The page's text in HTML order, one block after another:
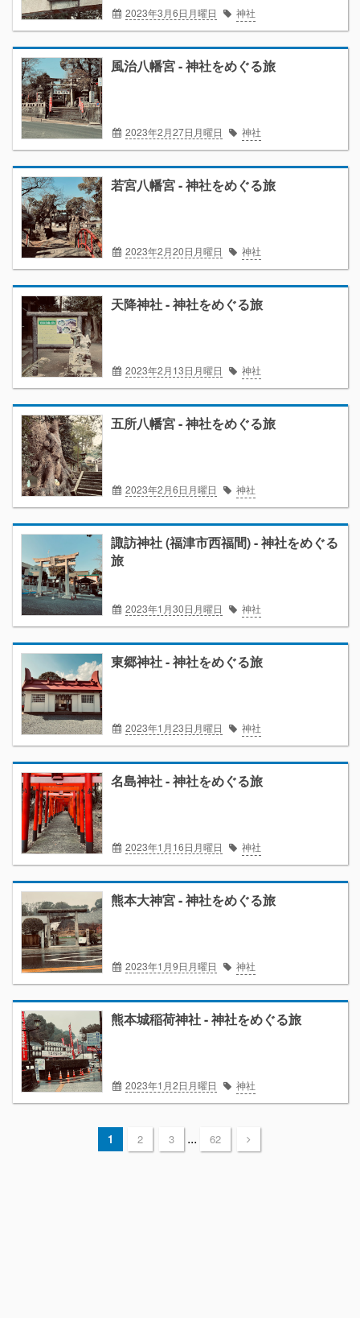
2023年3月6日月曜日 神社
風治八幡宮 - 神社をめぐる旅
2023年2月27日月曜日 神社
若宮八幡宮 - 神社をめぐる旅
2023年2月20日月曜日 神社
天降神社 - 神社をめぐる旅
2023年2月13日月曜日 神社
五所八幡宮 - 神社をめぐる旅
2023年2月6日月曜日 神社
諏訪神社 (福津市西福間) - 神社をめぐる
旅
2023年1月30日月曜日 神社
東郷神社 - 神社をめぐる旅
2023年1月23日月曜日 神社
名島神社 - 神社をめぐる旅
2023年1月16日月曜日 神社
熊本大神宮 - 神社をめぐる旅
2023年1月9日月曜日 神社
熊本城稲荷神社 - 神社をめぐる旅
2023年1月2日月曜日 神社
1 2 3 ... 62